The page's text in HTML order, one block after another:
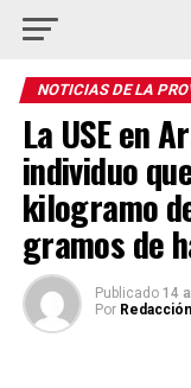
NOTICIAS DE LA
La USE en
individuo
kilogramo
gramos de
Publicado 14
Por Redacción